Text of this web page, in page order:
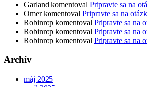
Garland komentoval Pripravte sa na
Omerkomentoval Pripravte sa na
Robinrop komentoval Pripravte sa na
Robinrop komentoval Pripravte sa na
Robinrop komentoval Pripravte sa na
Archív
máj 2025